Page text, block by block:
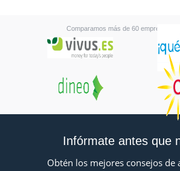
Comparamos más de 60 empresas
Infórmate antes que
Obtén los mejores consejos de